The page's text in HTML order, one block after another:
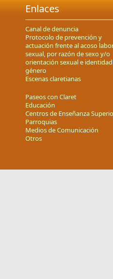
Enlaces
Canal de denuncia
Protocolo de prevención y
actuación frente al acoso
sexual, por razón de sexo y/o
orientación sexual e
género
Escenas claretianas
Paseos con Claret
Educación
Centros de Enseñanza
Parroquias
Medios de Comunicación
Otros